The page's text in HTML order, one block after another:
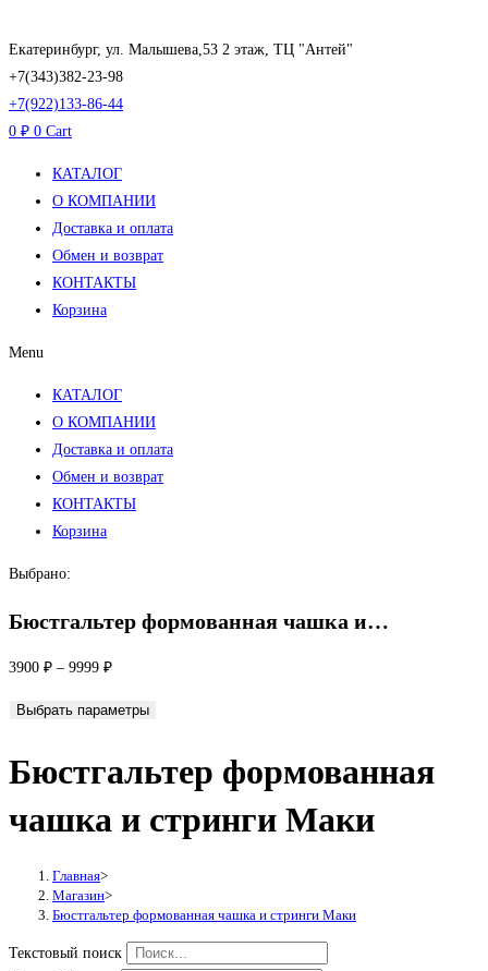
к
содержимому
Екатеринбург, ул. Малышева,53 2 этаж, ТЦ "Антей"
+7(343)382-23-98
+7(922)133-86-44
0 ₽ 0 Cart
КАТАЛОГ
О КОМПАНИИ
Доставка и оплата
Обмен и возврат
КОНТАКТЫ
Корзина
Menu
КАТАЛОГ
О КОМПАНИИ
Доставка и оплата
Обмен и возврат
КОНТАКТЫ
Корзина
Выбрано:
Бюстгальтер формованная чашка и…
3900 ₽ – 9999 ₽
Выбрать параметры
Бюстгальтер формованная
чашка и стринги Маки
Главная>
Магазин>
Бюстгальтер формованная чашка и стринги Маки
Текстовый поиск